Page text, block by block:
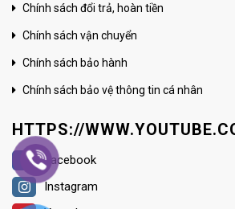
Chính sách đổi trả, hoàn tiền
Chính sách vận chuyển
Chính sách bảo hành
Chính sách bảo vệ thông tin cá nhân
HTTPS://
Facebook
Instagram